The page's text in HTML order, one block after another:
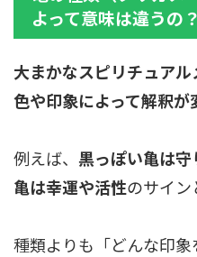
よって意味は違うの？
大まかなスピリチュアル
色や印象によって解釈が
例えば、 黒っぽい亀は守
亀は幸運や活性のサイン
種類よりも「どんな印